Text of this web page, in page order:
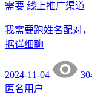
需要 线上推广渠道
我需要跑姓名配对
据详细聊
2024-11-04
匿名用户